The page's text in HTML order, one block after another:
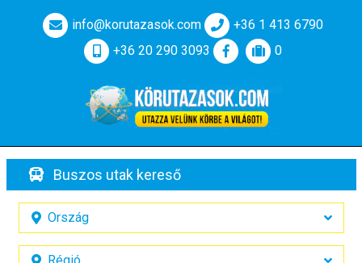
info@korutazasok.com
+36 1 413 6790
+36 20 290 3093
0
Buszos utak kereső